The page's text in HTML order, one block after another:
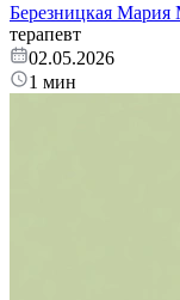
Березницкая Мария
терапевт
02.05.2026
1 мин